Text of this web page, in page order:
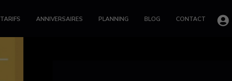
TARIFS ANNIVERSAIRES PLANNING BLOG CONTACT